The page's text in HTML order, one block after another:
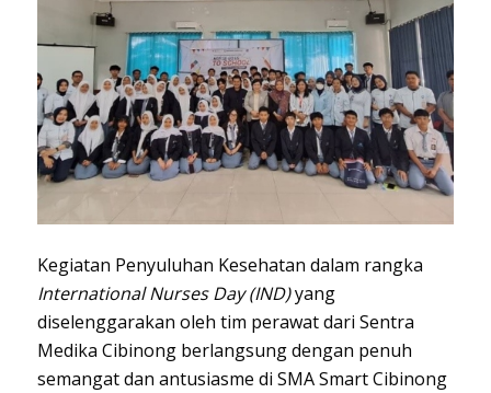
Kegiatan Penyuluhan Kesehatan dalam rangka
International Nurses Day (IND)yang
diselenggarakan oleh tim perawat dari Sentra
Medika Cibinong berlangsung dengan penuh
semangat dan antusiasme di SMA Smart Cibinong